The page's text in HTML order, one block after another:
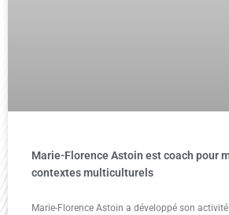
Marie-Florence Astoin est coach pour
contextes multiculturels
Marie-Florence Astoin a développé son